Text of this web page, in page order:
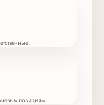
позициям.